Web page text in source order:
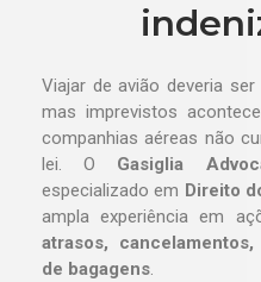
Viajar de avião deveria
mas imprevistos
companhias aéreas não
lei. O Gasiglia
especializado em Direito
ampla experiência em
atrasos,
de bagagens.